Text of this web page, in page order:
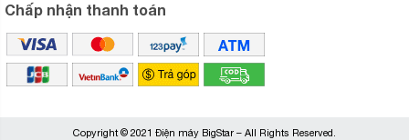
Chấp nhận thanh toán
Copyright © 2021 Điện máy BigStar – All Rights Reserved.